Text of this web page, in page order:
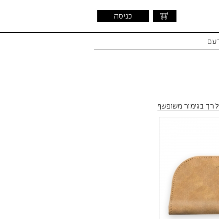
כניסה
רך בגימור משופשף